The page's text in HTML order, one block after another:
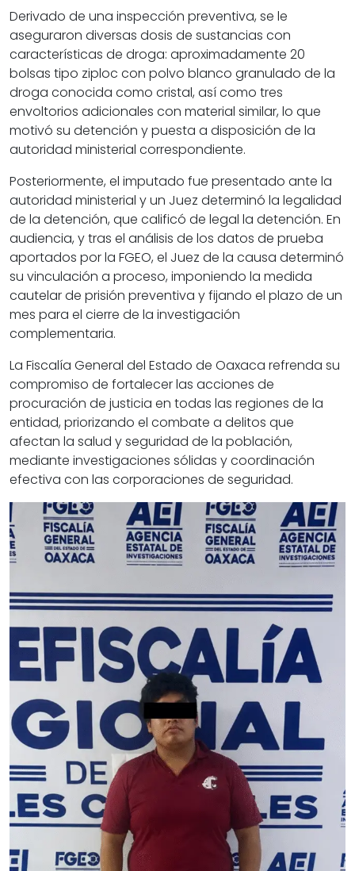
Derivado de una inspección preventiva, se le
aseguraron diversas dosis de sustancias con
características de droga: aproximadamente 20
bolsas tipo ziploc con polvo blanco granulado de la
droga conocida como cristal, así como tres
envoltorios adicionales con material similar, lo que
motivó su detención y puesta a disposición de la
autoridad ministerial correspondiente.
Posteriormente, el imputado fue presentado ante la
autoridad ministerial y un Juez determinó la legalidad
de la detención, que calificó de legal la detención. En
audiencia, y tras el análisis de los datos de prueba
aportados por la FGEO, el Juez de la causa determinó
su vinculación a proceso, imponiendo la medida
cautelar de prisión preventiva y fijando el plazo de un
mes para el cierre de la investigación
complementaria.
La Fiscalía General del Estado de Oaxaca refrenda su
compromiso de fortalecer las acciones de
procuración de justicia en todas las regiones de la
entidad, priorizando el combate a delitos que
afectan la salud y seguridad de la población,
mediante investigaciones sólidas y coordinación
efectiva con las corporaciones de seguridad.